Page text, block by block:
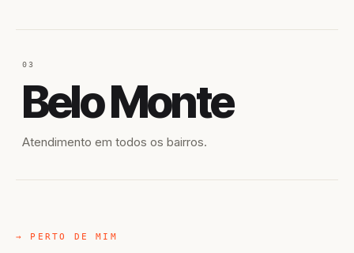
03
Belo Monte
Atendimento em todos os bairros.
→ PERTO DE MIM